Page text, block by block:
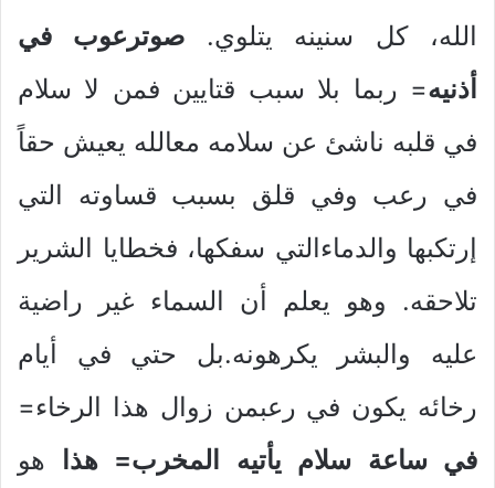
الله، كل سنينه يتلوي.صوترعوب في
أذنيه= ربما بلا سبب قتايين فمن لا سلام
في قلبه ناشئ عن سلامه معالله يعيش حقاً
في رعب وفي قلق بسبب قساوته التي
إرتكبها والدماءالتي سفكها، فخطايا الشرير
تلاحقه. وهو يعلم أن السماء غير راضية
عليه والبشر يكرهونه.بل حتي في أيام
رخائه يكون في رعبمن زوال هذا الرخاء=
في ساعة سلام يأتيه المخرب= هذا هو